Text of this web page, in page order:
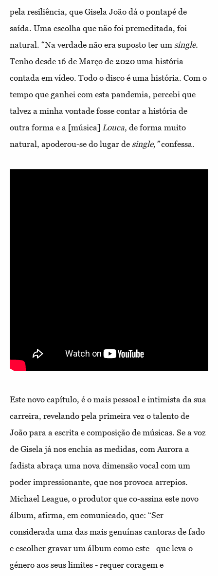
pela resiliência, que Gisela João dá o pontapé de
saída. Uma escolha que não foi premeditada, foi
natural. “Na verdade não era suposto ter um single.
Tenho desde 16 de Março de 2020 uma história
contada em vídeo. Todo o disco é uma história. Com o
tempo que ganhei com esta pandemia, percebi que
talvez a minha vontade fosse contar a história de
outra forma e a [música] Louca, de forma muito
natural, apoderou-se do lugar de single,”confessa.
Este novo capítulo, é o mais pessoal e intimista da sua
carreira, revelando pela primeira vez o talento de
João para a escrita e composição de músicas. Se a voz
de Gisela já nos enchia as medidas, com Aurora a
fadista abraça uma nova dimensão vocal com um
poder impressionante, que nos provoca arrepios.
Michael League, o produtor que co-assina este novo
álbum, afirma, em comunicado, que: “Ser
considerada uma das mais genuínas cantoras de fado
e escolher gravar um álbum como este - que leva o
género aos seus limites - requer coragem e